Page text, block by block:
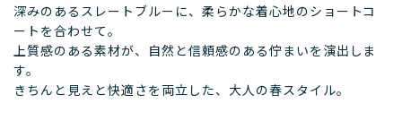
深みのあるスレートブルーに、柔らかな着心地のショートコ
ートを合わせて。
上質感のある素材が、自然と信頼感のある佇まいを演出しま
す。
きちんと見えと快適さを両立した、大人の春スタイル。